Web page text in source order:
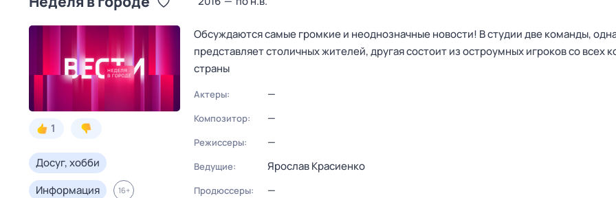
1
Досуг, хобби
Информация
16+
Обсуждаются самые громкие и неоднозначные новости! В студии две команды,
представляет столичных жителей, другая состоит из остроумных игроков со всех
страны
Актеры: —
Композитор: —
Режиссеры: —
Ведущие: Ярослав Красиенко
Продюссеры: —